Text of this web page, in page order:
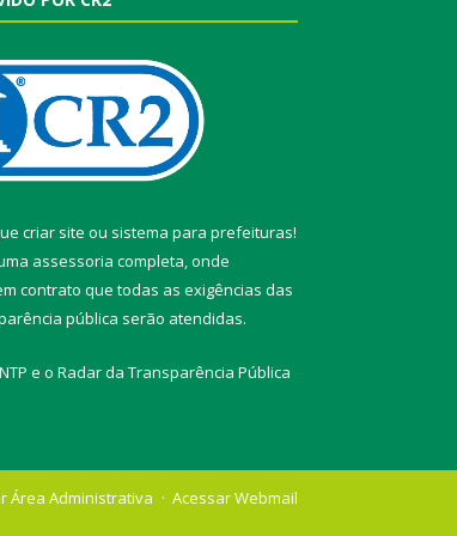
criar site ou sistema para prefeituras!
assessoria completa, onde
contrato que todas as exigências das
pública serão atendidas.
e o Radar da Transparência Pública
Área Administrativa Acessar Webmail